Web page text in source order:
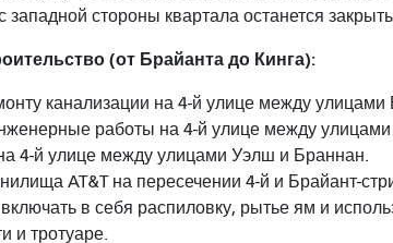
западной стороны квартала останется
(от Брайанта до Кинга):
канализации на 4-й улице между улицами
работы на 4-й улице между
4-й улице между улицами Уэлш и Браннан.
AT&T на пересечении 4-й и Брайант-
в себя распиловку, рытье ям и
и тротуаре.